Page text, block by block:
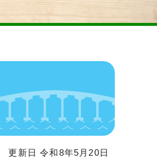
更新日 令和8年5月20日